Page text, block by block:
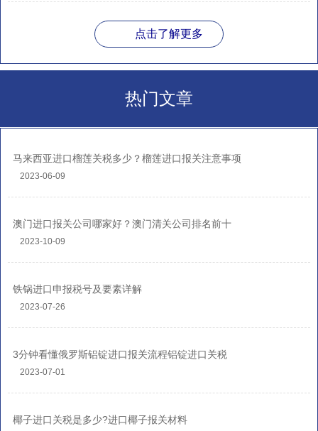
点击了解更多
热门文章
马来西亚进口榴莲关税多少？榴莲进口报关注意事项
2023-06-09
澳门进口报关公司哪家好？澳门清关公司排名前十
2023-10-09
铁锅进口申报税号及要素详解
2023-07-26
3分钟看懂俄罗斯铝锭进口报关流程铝锭进口关税
2023-07-01
椰子进口关税是多少?进口椰子报关材料